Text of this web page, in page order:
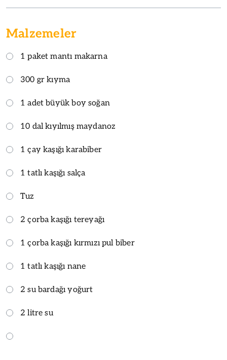
Malzemeler
1 paket mantı makarna
300 gr kıyma
1 adet büyük boy soğan
10 dal kıyılmış maydanoz
1 çay kaşığı karabiber
1 tatlı kaşığı salça
Tuz
2 çorba kaşığı tereyağı
1 çorba kaşığı kırmızı pul biber
1 tatlı kaşığı nane
2 su bardağı yoğurt
2 litre su